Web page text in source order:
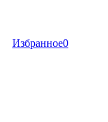
Избранное0